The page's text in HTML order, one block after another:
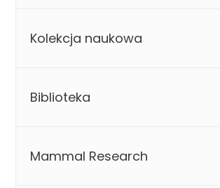
Kolekcja naukowa
Biblioteka
Mammal Research